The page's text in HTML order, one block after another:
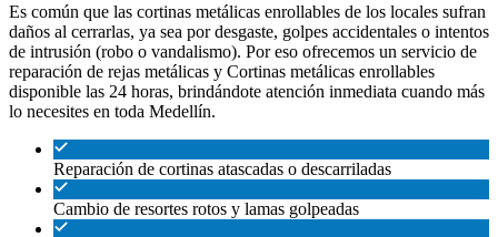
Es común que las cortinas metálicas enrollables de los locales sufran
daños al cerrarlas, ya sea por desgaste, golpes accidentales o intentos
de intrusión (robo o vandalismo). Por eso ofrecemos un servicio de
reparación de rejas metálicas y Cortinas metálicas enrollables
disponible las 24 horas, brindándote atención inmediata cuando más
lo necesites en toda Medellín.
Reparación de cortinas atascadas o descarriladas
Cambio de resortes rotos y lamas golpeadas